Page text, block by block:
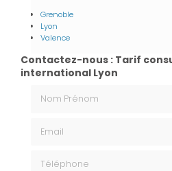
Grenoble
Lyon
Valence
Contactez-nous : Tarif
international Lyon